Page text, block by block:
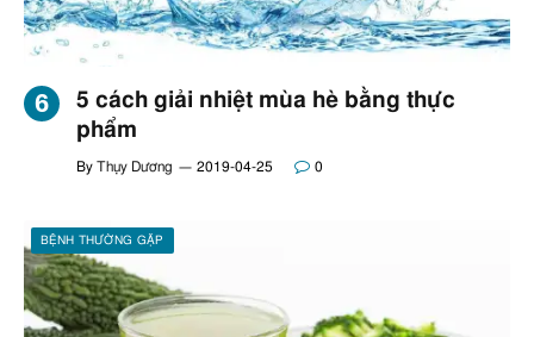
5 cách giải nhiệt mùa hè bằng thực
phẩm
By Thụy Dương 2019-04-25 0
BỆNH THƯỜNG GẶP